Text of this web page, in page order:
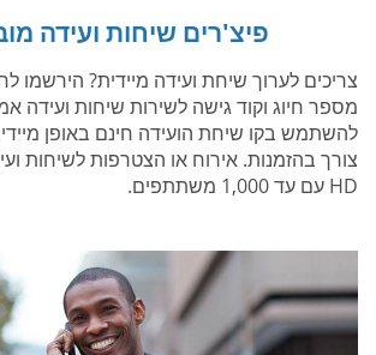
פיצ'רים שיחות ועידה
צריכים לערוך שיחת ועידה מיידית? הירשמו
מספר חיוג וקוד גישה לשירות שיחות ועידה
צורך בהזמנות. אירוח או הצטרפות לשיחות
HD עם עד 1,000 משתתפים.